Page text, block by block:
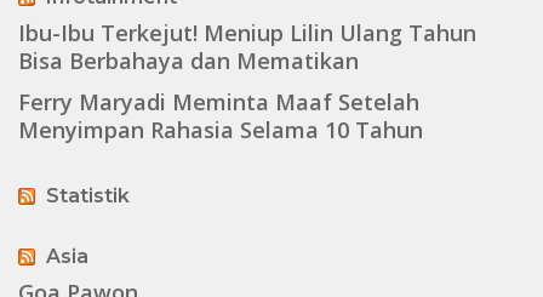
Ibu-Ibu Terkejut! Meniup Lilin Ulang Tahun
Bisa Berbahaya dan Mematikan
Ferry Maryadi Meminta Maaf Setelah
Menyimpan Rahasia Selama 10 Tahun
Statistik
Asia